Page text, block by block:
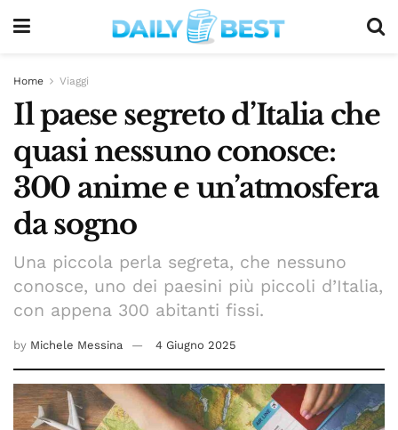
Home Viaggi
Il paese segreto d’Italia che
quasi nessuno conosce:
300 anime e un’atmosfera
da sogno
Una piccola perla segreta, che nessuno
conosce, uno dei paesini più piccoli d’Italia,
con appena 300 abitanti fissi.
by Michele Messina 4 Giugno 2025